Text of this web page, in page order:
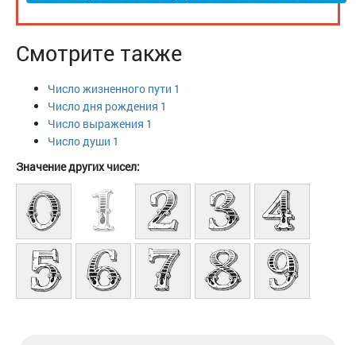
Смотрите также
Число жизненного пути 1
Число дня рождения 1
Число выражения 1
Число души 1
Значение других чисел: